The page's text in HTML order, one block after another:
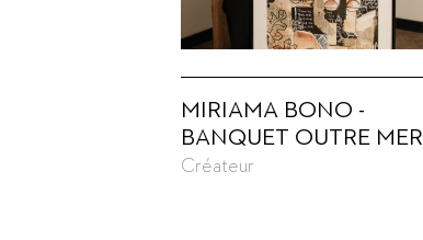
MIRIAMA BONO -
BANQUET OUTRE MER
Créateur